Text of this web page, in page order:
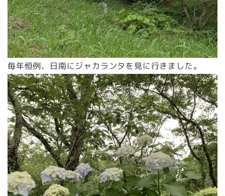
毎年恒例、日南にジャカランタを見に行きました。